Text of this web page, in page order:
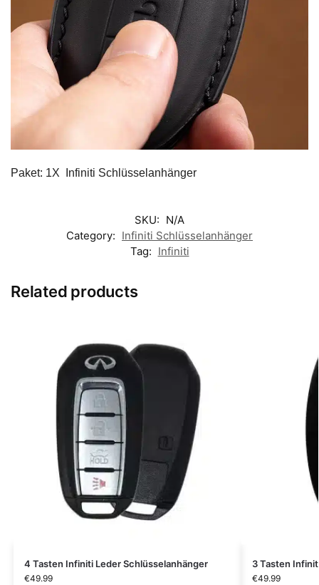
Paket: 1X Infiniti Schlüsselanhänger
SKU: N/A
Category: Infiniti Schlüsselanhänger
Tag: Infiniti
Related products
4 Tasten Infiniti Leder Schlüsselanhänger
€49.99
3 Tasten
€49.99